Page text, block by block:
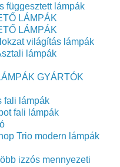
függesztett lámpák
LÁMPÁK
LÁMPÁK
világítás lámpák
lámpák
GYÁRTÓK
fali lámpák
fali lámpák
Trio modern lámpák
izzós mennyezeti